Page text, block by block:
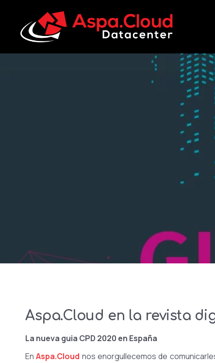
Aspa.Cloud en la revista
La nueva guia CPD 2020 en España
EnAspa.Cloud nos enorgullecemos de